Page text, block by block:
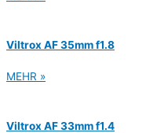
Viltrox AF 35mm f1.8
MEHR »
Viltrox AF 33mm f1.4